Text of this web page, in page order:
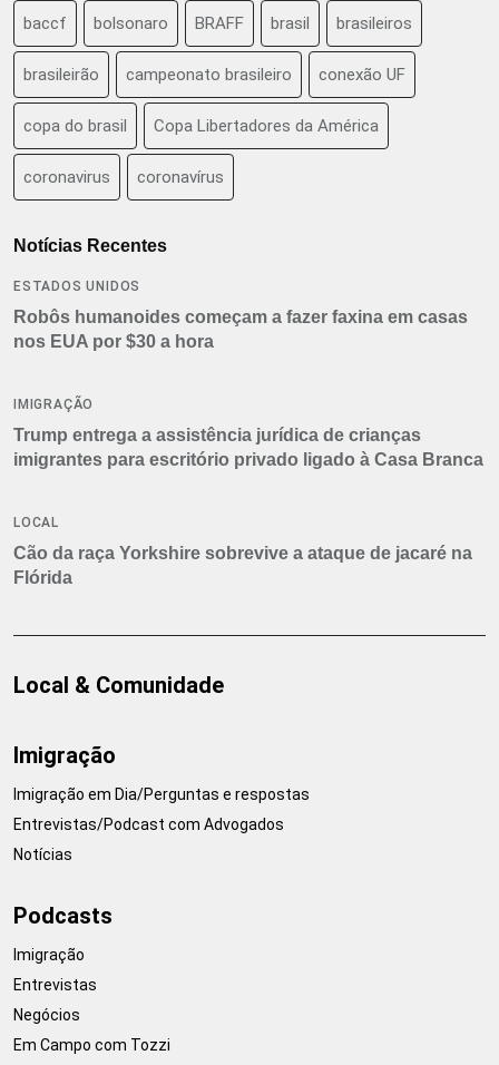
baccf bolsonaro BRAFF brasil brasileiros
brasileirão campeonato brasileiro conexão UF
copa do brasil Copa Libertadores da América
coronavirus coronavírus
Notícias Recentes
ESTADOS UNIDOS
Robôs humanoides começam a fazer faxina em casas
nos EUA por $30 a hora
IMIGRAÇÃO
Trump entrega a assistência jurídica de crianças
imigrantes para escritório privado ligado à Casa Branca
LOCAL
Cão da raça Yorkshire sobrevive a ataque de jacaré na
Flórida
Local & Comunidade
Imigração
Imigração em Dia/Perguntas e respostas
Entrevistas/Podcast com Advogados
Notícias
Podcasts
Imigração
Entrevistas
Negócios
Em Campo com Tozzi